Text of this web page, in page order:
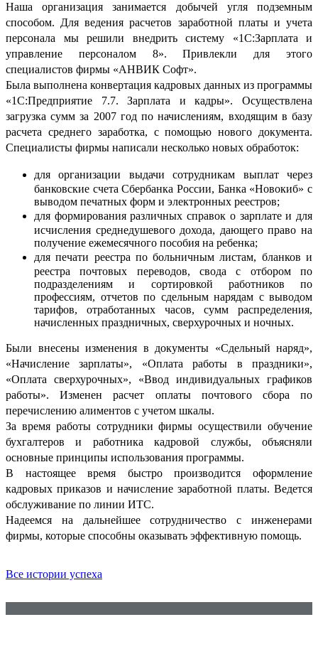
Наша организация занимается добычей угля подземным
способом. Для ведения расчетов заработной платы и учета
персонала мы решили внедрить систему «1С:Зарплата и
управление персоналом 8». Привлекли для этого
специалистов фирмы «АНВИК Софт».
Была выполнена конвертация кадровых данных из программы
«1С:Предприятие 7.7. Зарплата и кадры». Осуществлена
загрузка сумм за 2007 год по начислениям, входящим в базу
расчета среднего заработка, с помощью нового документа.
Специалисты фирмы написали несколько новых обработок:
для организации выдачи сотрудникам выплат через
банковские счета Сбербанка России, Банка «Новокиб» с
выводом печатных форм и электронных реестров;
для формирования различных справок о зарплате и для
исчисления среднедушевого дохода, дающего право на
получение ежемесячного пособия на ребенка;
для печати реестра по больничным листам, бланков и
реестра почтовых переводов, свода с отбором по
подразделениям и сортировкой работников по
профессиям, отчетов по сдельным нарядам с выводом
тарифов, отработанных часов, сумм распределения,
начисленных праздничных, сверхурочных и ночных.
Были внесены изменения в документы «Сдельный наряд»,
«Начисление зарплаты», «Оплата работы в праздники»,
«Оплата сверхурочных», «Ввод индивидуальных графиков
работы». Изменен расчет оплаты почтового сбора по
перечислению алиментов с учетом шкалы.
За время работы сотрудники фирмы осуществили обучение
бухгалтеров и работника кадровой службы, объясняли
основные принципы использования программы.
В настоящее время быстро производится оформление
кадровых приказов и начисление заработной платы. Ведется
обслуживание по линии ИТС.
Надеемся на дальнейшее сотрудничество с инженерами
фирмы, которые способны оказывать эффективную помощь.
Все истории успеха